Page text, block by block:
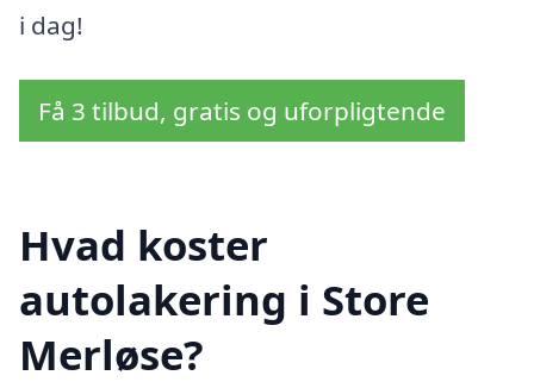
i dag!
Få 3 tilbud, gratis og uforpligtende
Hvad koster
autolakering i Store
Merløse?